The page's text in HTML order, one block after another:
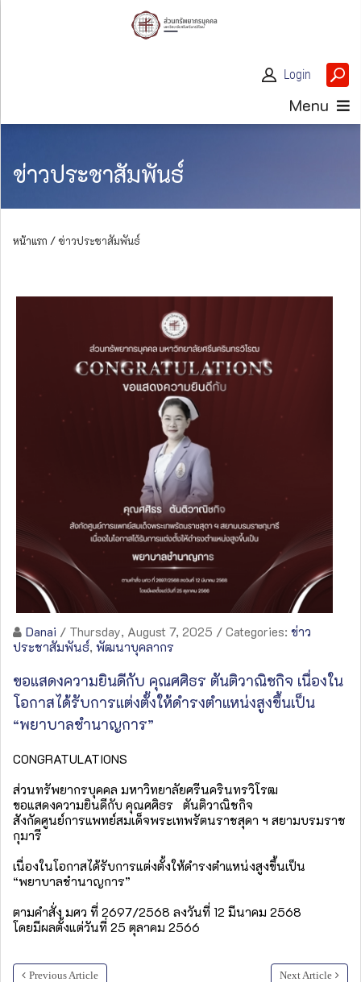
Login
Menu
ข่าวประชาสัมพันธ์
หน้าแรก / ข่าวประชาสัมพันธ์
Danai / Thursday, August 7, 2025 / Categories: ข่าว
ประชาสัมพันธ์, พัฒนาบุคลากร
ขอแสดงความยินดีกับ คุณศศิธร ตันติวาณิชกิจ เนื่องใน
โอกาสได้รับการแต่งตั้งให้ดำรงตำแหน่งสูงขึ้นเป็น
“พยาบาลชำนาญการ”
CONGRATULATIONS
ส่วนทรัพยากรบุคคล มหาวิทยาลัยศรีนครินทรวิโรฒ
ขอแสดงความยินดีกับ คุณศศิธร ตันติวาณิชกิจ
สังกัดศูนย์การแพทย์สมเด็จพระเทพรัตนราชสุดา ฯ สยามบรมราช
กุมารี
เนื่องในโอกาสได้รับการแต่งตั้งให้ดำรงตำแหน่งสูงขึ้นเป็น
“พยาบาลชำนาญการ”
ตามคำสั่ง มศว ที่ 2697/2568 ลงวันที่ 12 มีนาคม 2568
โดยมีผลตั้งแต่วันที่ 25 ตุลาคม 2566
Previous Article Next Article